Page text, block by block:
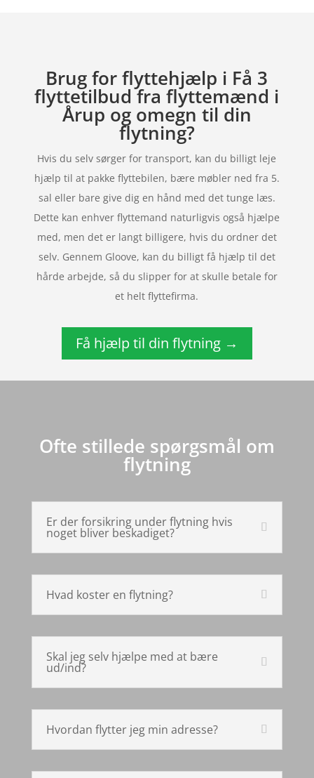
Brug for flyttehjælp i Få 3
flyttetilbud fra flyttemænd i
Årup og omegn til din
flytning?
Hvis du selv sørger for transport, kan du billigt leje
hjælp til at pakke flyttebilen, bære møbler ned fra 5.
sal eller bare give dig en hånd med det tunge læs.
Dette kan enhver flyttemand naturligvis også hjælpe
med, men det er langt billigere, hvis du ordner det
selv. Gennem Gloove, kan du billigt få hjælp til det
hårde arbejde, så du slipper for at skulle betale for
et helt flyttefirma.
Få hjælp til din flytning →
Ofte stillede spørgsmål om
flytning
Er der forsikring under flytning hvis
noget bliver beskadiget?
Hvad koster en flytning?
Skal jeg selv hjælpe med at bære
ud/ind?
Hvordan flytter jeg min adresse?